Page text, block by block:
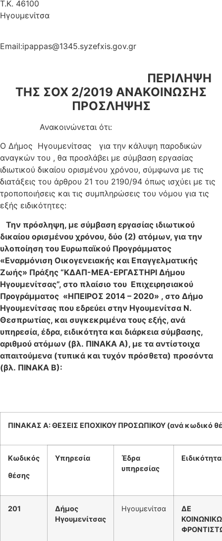
Τ.Κ. 46100
Email:ipappas@1345.syzefxis.gov.gr
ΠΕΡΙΛΗΨΗ
ΤΗΣ ΣΟΧ 2/2019 ΑΝΑΚΟΙΝΩΣΗΣ
ΠΡΟΣΛΗΨΗΣ
Ανακοινώνεται ότι:
Ο Δήμος Ηγουμενίτσας για την κάλυψη παροδικών
αναγκών του , θα προσλάβει με σύμβαση εργασίας
ιδιωτικού δικαίου ορισμένου χρόνου, σύμφωνα με τις
διατάξεις του άρθρου 21 του 2190/94 όπως ισχύει με τις
τροποποιήσεις και τις συμπληρώσεις του νόμου για τις
εξής ειδικότητες:
Την πρόσληψη, με σύμβαση εργασίας ιδιωτικού
δικαίου ορισμένου χρόνου, δύο (2) ατόμων, για την
υλοποίηση του Ευρωπαϊκού Προγράμματος
«Εναρμόνιση Οικογενειακής και Επαγγελματικής
Ζωής» Πράξης “ΚΔΑΠ-ΜΕΑ-ΕΡΓΑΣΤΗΡΙ Δήμου
Ηγουμενίτσας”, στο πλαίσιο του Επιχειρησιακού
Προγράμματος «ΗΠΕΙΡΟΣ 2014 – 2020» , στο Δήμο
Ηγουμενίτσας που εδρεύει στην Ηγουμενίτσα Ν.
Θεσπρωτίας, και συγκεκριμένα τους εξής, ανά
υπηρεσία, έδρα, ειδικότητα και διάρκεια σύμβασης,
αριθμού ατόμων (βλ. ΠΙΝΑΚΑ Α), με τα αντίστοιχα
απαιτούμενα (τυπικά και τυχόν πρόσθετα) προσόντα
(βλ. ΠΙΝΑΚΑ Β):
ΠΙΝΑΚΑΣ Α: ΘΕΣΕΙΣ ΕΠΟΧΙΚΟΥ ΠΡΟΣΩΠΙΚΟΥ (ανά κωδικό
Κωδικός
θέσης
Υπηρεσία
Έδρα
υπηρεσίας
Ειδικότητα
201
Δήμος
Ηγουμενίτσας
Ηγουμενίτσα
ΔΕ